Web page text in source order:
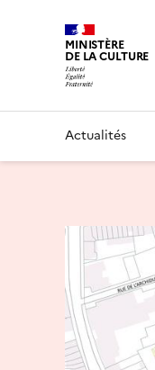
MINISTÈRE
DE LA CULTURE
Actualités